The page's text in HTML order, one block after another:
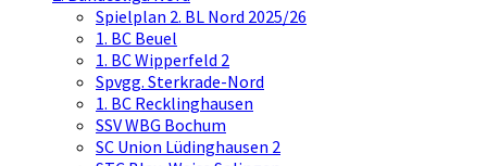
Spielplan 2. BL Nord 2025/26
1. BC Beuel
1. BC Wipperfeld 2
Spvgg. Sterkrade-Nord
1. BC Recklinghausen
SSV WBG Bochum
SC Union Lüdinghausen 2